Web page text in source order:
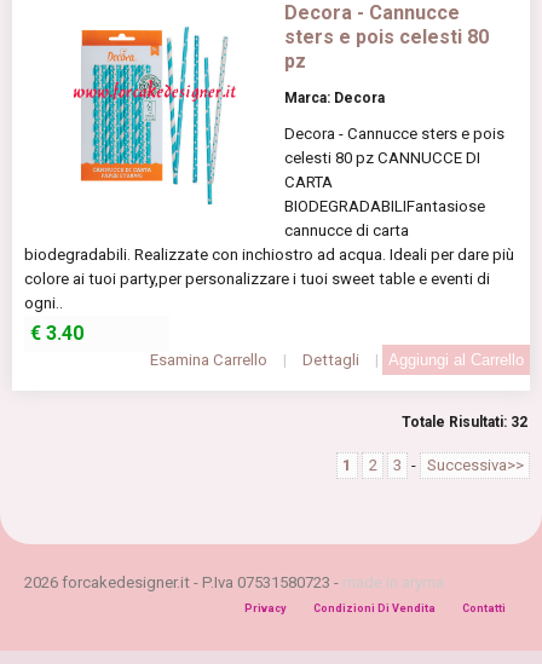
Decora - Cannucce
sters e pois celesti 80
pz
Marca: Decora
Decora - Cannucce sters e pois
celesti 80 pz CANNUCCE DI
CARTA
BIODEGRADABILIFantasiose
cannucce di carta
biodegradabili. Realizzate con inchiostro ad acqua. Ideali per dare più
colore ai tuoi party,per personalizzare i tuoi sweet table e eventi di
ogni..
€ 3.40
Esamina Carrello | Dettagli |
Totale Risultati: 32
1 2 3 - Successiva>>
2026 forcakedesigner.it - P.Iva 07531580723 - made in aryma
Privacy Condizioni Di Vendita Contatti